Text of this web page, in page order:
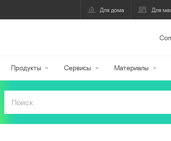
Для дома Для
Продукты Сервисы Материалы